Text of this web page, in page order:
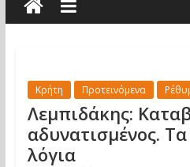
Κρήτη Προτεινόμενα
Λεμπιδάκης:
αδυνατισμένος.
λόγια